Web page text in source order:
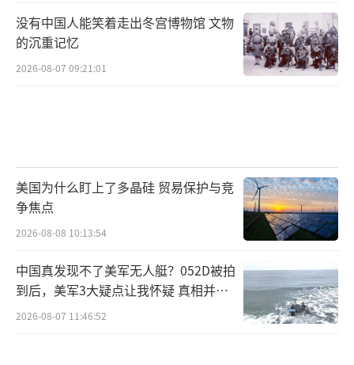
双航母事件的最新讨论已扩展至技术层
面，如歼-15的夜间操作能力，证明中国海军的
训练强度超越许多国家的标准。 美军尼米兹号
大作”。
中国海军在太平洋的行动数据，从舰载机
起降架次到协同演习，成为国际军事论坛的热
门话题。 美国航母的技术故障历史被重新审
视，如推进系统问题并非首例。 日本防卫省公
开卫星图的举动，虽打破惯例，却引发网友猜
没有中国人能笑着走出冬宫博物馆 文物
的沉重记忆
2026-08-07 09:21:01
美国为什么盯上了多晶硅 贸易保护与竞
争焦点
2026-08-08 10:13:54
中国真发现不了美军无人艇？052D被拍
到后，美军3大疑点让我怀疑 真相并非
如此
2026-08-07 11:46:52